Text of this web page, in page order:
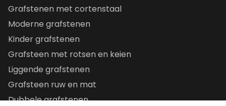
Grafstenen met cortenstaal
Moderne grafstenen
Kinder grafstenen
Grafsteen met rotsen en keien
Liggende grafstenen
Grafsteen ruw en mat
Dubbele grafstenen